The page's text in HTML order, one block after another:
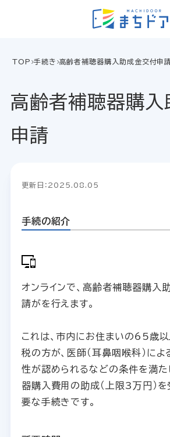
TOP 手続き 高齢者補聴器購入助成金交付申請
高齢者補聴器購入
申請
更新日：2025.08.05
手続の紹介
オンラインで、高齢者補聴器購入
請がを行えます。
これは、市内にお住まいの65歳
税の方が、医師（耳鼻咽喉科）に
性が認められるなどの条件を満た
器購入費用の助成（上限3万円）
要な手続きです。